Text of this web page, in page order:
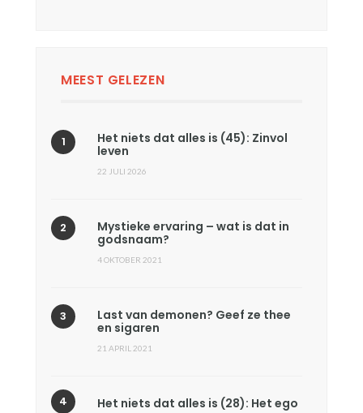
MEEST GELEZEN
Het niets dat alles is (45): Zinvol
leven
22 JULI 2026
Mystieke ervaring – wat is dat in
godsnaam?
4 OKTOBER 2021
Last van demonen? Geef ze thee
en sigaren
21 APRIL 2021
Het niets dat alles is (28): Het ego